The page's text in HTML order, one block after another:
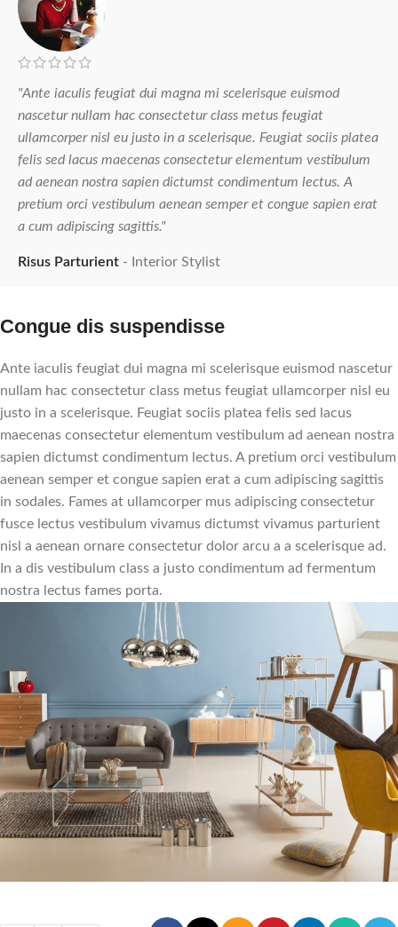
"Ante iaculis feugiat dui magna mi scelerisque euismod
nascetur nullam hac consectetur class metus feugiat
ullamcorper nisl eu justo in a scelerisque. Feugiat sociis platea
felis sed lacus maecenas consectetur elementum vestibulum
ad aenean nostra sapien dictumst condimentum lectus. A
pretium orci vestibulum aenean semper et congue sapien erat
a cum adipiscing sagittis."
Risus Parturient Interior Stylist
Congue dis suspendisse
Ante iaculis feugiat dui magna mi scelerisque euismod nascetur
nullam hac consectetur class metus feugiat ullamcorper nisl eu
justo in a scelerisque. Feugiat sociis platea felis sed lacus
maecenas consectetur elementum vestibulum ad aenean nostra
sapien dictumst condimentum lectus. A pretium orci vestibulum
aenean semper et congue sapien erat a cum adipiscing sagittis
in sodales. Fames at ullamcorper mus adipiscing consectetur
fusce lectus vestibulum vivamus dictumst vivamus parturient
nisl a aenean ornare consectetur dolor arcu a a scelerisque ad.
In a dis vestibulum class a justo condimentum ad fermentum
nostra lectus fames porta.